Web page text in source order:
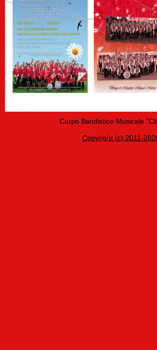
Corpo Bandistico Musicale
Copyright (c) 2011-